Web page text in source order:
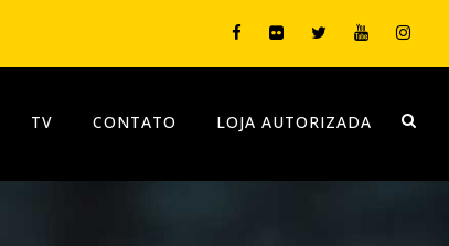
TV CONTATO LOJA AUTORIZADA